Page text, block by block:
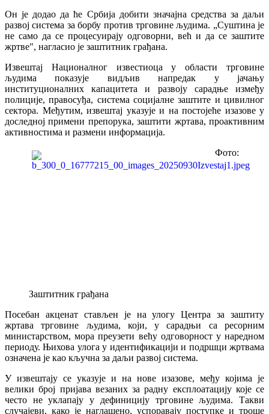
Он је додао да ће Србија добити значајна средства за даљи
развој система за борбу против трговине људима. „Суштина је
не само да се процесуирају одговорни, већ и да се заштите
жртве", нагласио је заштитник грађана.
Извештај Националног известиоца у области трговине
људима показује видљив напредак у јачању
институционалних капацитета и развоју сарадње између
полиције, правосуђа, система социјалне заштите и цивилног
сектора. Међутим, извештај указује и на постојеће изазове у
доследној примени препорука, заштити жртава, проактивним
активностима и размени информација.
Фото:
Заштитник грађана
Посебан акценат стављен је на улогу Центра за заштиту
жртава трговине људима, који, у сарадњи са ресорним
министарством, мора преузети већу одговорност у наредном
периоду. Њихова улога у идентификацији и подршци жртвама
означена је као кључна за даљи развој система.
У извештају се указује и на нове изазове, међу којима је
велики број пријава везаних за радну експлоатацију које се
често не уклапају у дефиницију трговине људима. Такви
случајеви, како је наглашено, успоравају поступке и троше